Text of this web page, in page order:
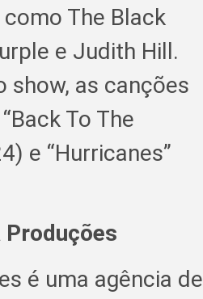
The Black
e Judith Hill.
show, as canções
To The
e “Hurricanes”
Produções
é uma agência de